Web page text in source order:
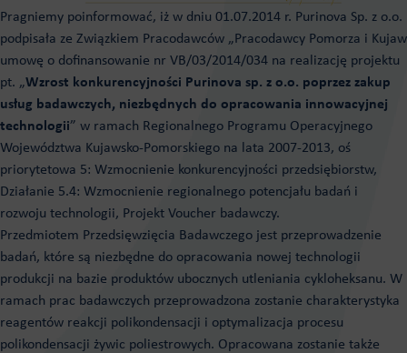
Pragniemy poinformować, iż w dniu 01.07.2014 r. Purinova Sp. z o.o.
podpisała ze Związkiem Pracodawców „Pracodawcy Pomorza i Kujaw
umowę o dofinansowanie nr VB/03/2014/034 na realizację projektu
pt. „Wzrost konkurencyjności Purinova sp. z o.o. poprzez zakup
usług badawczych, niezbędnych do opracowania innowacyjnej
technologii” w ramach Regionalnego Programu Operacyjnego
Województwa Kujawsko-Pomorskiego na lata 2007-2013, oś
priorytetowa 5: Wzmocnienie konkurencyjności przedsiębiorstw,
Działanie 5.4: Wzmocnienie regionalnego potencjału badań i
rozwoju technologii, Projekt Voucher badawczy.
Przedmiotem Przedsięwzięcia Badawczego jest przeprowadzenie
badań, które są niezbędne do opracowania nowej technologii
produkcji na bazie produktów ubocznych utleniania cykloheksanu. W
ramach prac badawczych przeprowadzona zostanie charakterystyka
reagentów reakcji polikondensacji i optymalizacja procesu
polikondensacji żywic poliestrowych. Opracowana zostanie także